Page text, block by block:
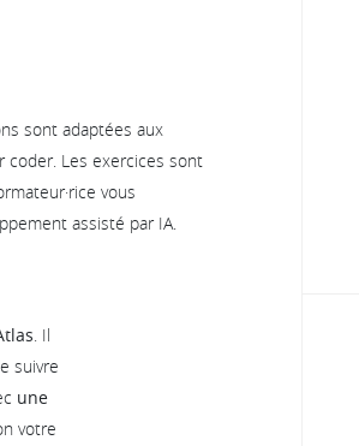
sont adaptées aux
coder. Les exercices sont
vous
assisté par IA.
. Il
suivre
une
votre